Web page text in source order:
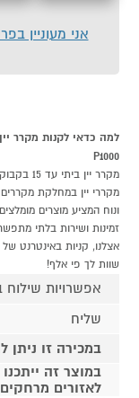
אני מעוניין
P1000
זמינות ושירות בלתי
שוות לך פי אלף!
אפשרויות
שליח
במכירה זו ניתן לרכוש עד 1
במוצר זה
לאזורים